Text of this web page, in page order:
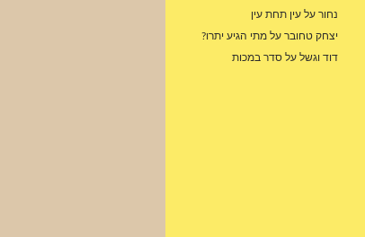
נחור על עין תחת עין
יצחק טחובר על מתי הגיע יתרו?
דוד וגשל על סדר במכות